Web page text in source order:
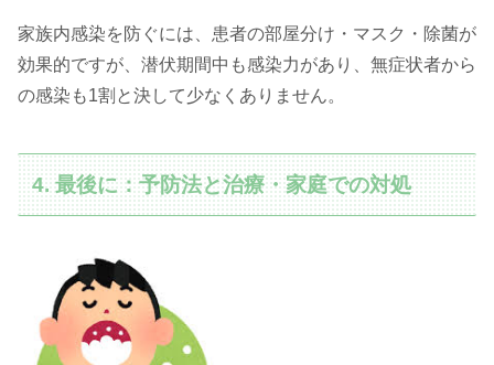
家族内感染を防ぐには、患者の部屋分け・マスク・除菌が
効果的ですが、潜伏期間中も感染力があり、無症状者から
の感染も1割と決して少なくありません。
4. 最後に：予防法と治療・家庭での対処